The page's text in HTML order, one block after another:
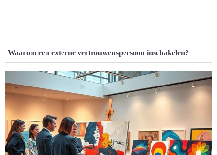
Waarom een externe vertrouwenspersoon inschakelen?